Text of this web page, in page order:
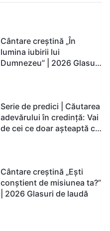
Cântare creștină „În
lumina iubirii lui
Dumnezeu” | 2026 Glasuri
Serie de predici | Căutarea
adevărului în credință: Vai
de cei ce doar așteaptă ca
Cântare creștină „Ești
conștient de misiunea ta?”
| 2026 Glasuri de laudă